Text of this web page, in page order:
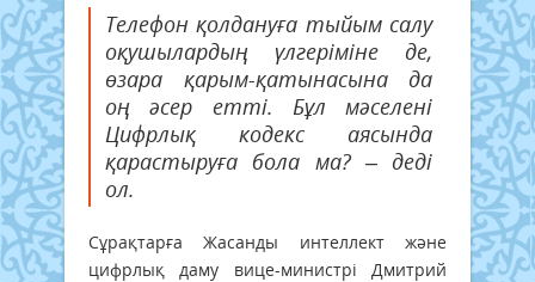
Телефон қолдануға тыйым салу
оқушылардың үлгеріміне де,
өзара қарым-қатынасына да
оң әсер етті. Бұл мәселені
Цифрлық кодекс аясында
қарастыруға бола ма? – деді
ол.
Сұрақтарға Жасанды интеллект және
цифрлық даму вице-министрі Дмитрий